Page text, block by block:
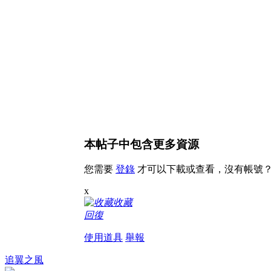
本帖子中包含更多資源
您需要 登錄 才可以下載或查看，沒有帳號？
x
收藏
回復
使用道具 舉報
追翼之風